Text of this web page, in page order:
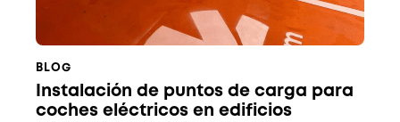
BLOG
Instalación de puntos de carga para
coches eléctricos en edificios